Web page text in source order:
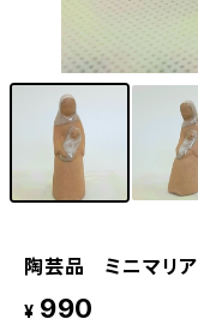
陶芸品 ミニマリア
¥ 990